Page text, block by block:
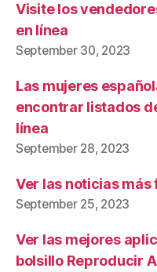
Visite los
en línea
September 30, 2023
Las mujeres
encontrar listados
línea
September 28, 2023
Ver las noticias más
September 25, 2023
Ver las mejores
bolsillo Reproducir